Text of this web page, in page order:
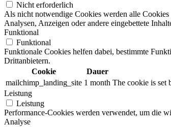
Nicht erforderlich
Als nicht notwendige Cookies werden alle
Analysen, Anzeigen oder andere eingebettete
Funktional
Funktional
Funktionale Cookies helfen dabei, bestimmte
Drittanbietern.
Cookie
Dauer
mailchimp_landing_site 1 month The cookie is set
Leistung
Leistung
Performance-Cookies werden verwendet, um die
Analyse